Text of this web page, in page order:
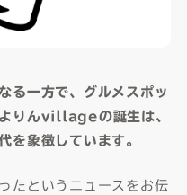
る一方で、グルメスポッ
よりんvillageの誕生は、
を象徴しています。
たというニュースをお伝